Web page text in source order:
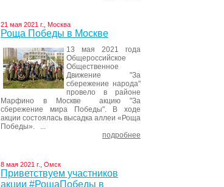
21 мая 2021 г., Москва
Роща Победы в Москве
13 мая 2021 года
Общероссийское
Общественное
Движение "За
сбережение народа"
провело в районе
Марфино в Москве акцию "За
сбережение мира Победы". В ходе
акции состоялась высадка аллеи «Роща
Победы». ...
подробнее
8 мая 2021 г., Омск
Приветствуем участников
акции #РощаПобеды в